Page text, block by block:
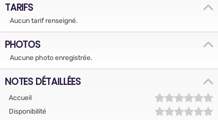
TARIFS
Aucun tarif renseigné.
PHOTOS
Aucune photo enregistrée.
NOTES DÉTAILLÉES
Accueil
Disponibilité